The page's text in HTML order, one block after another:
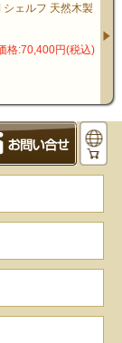
ェルフ 天然木製
格:70,400円(税込)